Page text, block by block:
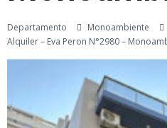
Departamento
Monoambiente
Alquiler – Eva Peron N°2980 –